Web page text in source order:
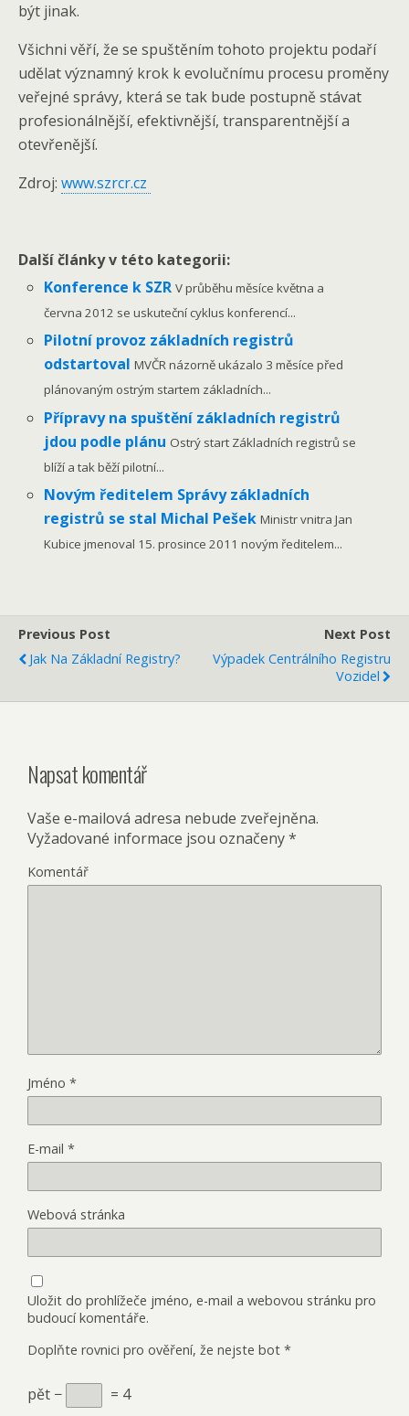
být jinak.
Všichni věří, že se spuštěním tohoto projektu podaří
udělat významný krok k evolučnímu procesu proměny
veřejné správy, která se tak bude postupně stávat
profesionálnější, efektivnější, transparentnější a
otevřenější.
Zdroj: www.szrcr.cz
Další články v této kategorii:
Konference k SZRV průběhu měsíce května a
června 2012 se uskuteční cyklus konferencí...
Pilotní provoz základních registrů
odstartovalMVČR názorně ukázalo 3 měsíce před
plánovaným ostrým startem základních...
Přípravy na spuštění základních registrů
jdou podle plánu Ostrý start Základních registrů se
blíží a tak běží pilotní...
Novým ředitelem Správy základních
registrů se stal Michal PešekMinistr vnitra Jan
Kubice jmenoval 15. prosince 2011 novým ředitelem...
Previous Post
Jak Na Základní Registry?
Next Post
Výpadek Centrálního Registru
Vozidel
Napsat komentář
Vaše e-mailová adresa nebude zveřejněna.
Vyžadované informace jsou označeny*
Komentář
Jméno *
E-mail *
Webová stránka
Uložit do prohlížeče jméno, e-mail a webovou stránku pro
budoucí komentáře.
Doplňte rovnici pro ověření, že nejste bot *
pět − = 4